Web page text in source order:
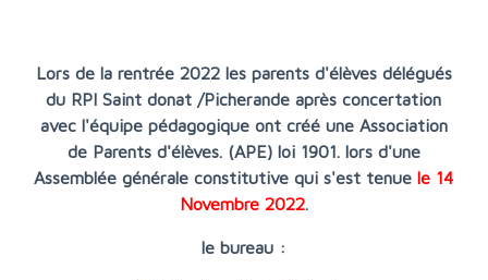
Lors de la rentrée 2022 les parents d'élèves délégués
du RPI Saint donat /Picherande après concertation
avec l'équipe pédagogique ont créé une Association
de Parents d'élèves. (APE) loi 1901. lors d'une
Assemblée générale constitutive qui s'est tenue le 14
Novembre 2022.
le bureau :